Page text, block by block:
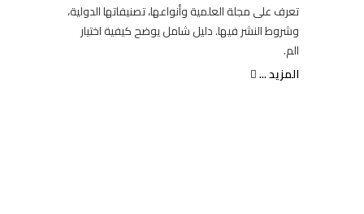
تعرف على مجلة العلمية وأنواعها، تصنيفاتها الدولية،
وشروط النشر فيها. دليل شامل يوضح كيفية اختيار
الم.
المزيد ...